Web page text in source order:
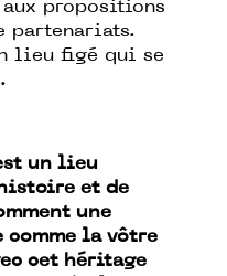
aux propositions
partenariats.
lieu figé qui se
un lieu
et de
une
la vôtre
cet héritage